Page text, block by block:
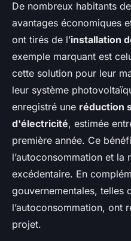
De nombreux habitants
avantages économiques
ont tirés de l’installation
exemple marquant est
cette solution pour leur
leur système
enregistré une réduction
d'électricité, estimée
première année. Ce
l’autoconsommation et la
excédentaire. En
gouvernementales, telles
l’autoconsommation, ont
projet.